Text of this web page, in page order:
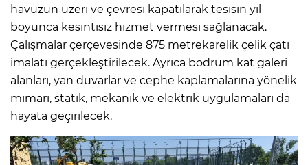
havuzun üzeri ve çevresi kapatılarak tesisin yıl
boyunca kesintisiz hizmet vermesi sağlanacak.
Çalışmalar çerçevesinde 875 metrekarelik çelik çatı
imalatı gerçekleştirilecek. Ayrıca bodrum kat galeri
alanları, yan duvarlar ve cephe kaplamalarına yönelik
mimari, statik, mekanik ve elektrik uygulamaları da
hayata geçirilecek.